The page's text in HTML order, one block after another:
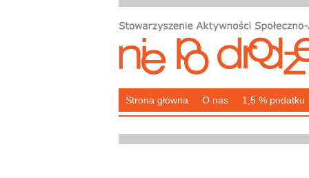
Strona główna O nas 1,5 % podatku